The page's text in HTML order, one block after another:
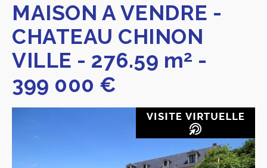
MAISON A VENDRE -
CHATEAU CHINON
VILLE - 276.59 m2 -
399 000 €